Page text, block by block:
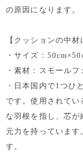
の原因になります。
【クッションの中材
・サイズ：
・素材：スモール
・日本国内で1つひ
です。使用されてい
な羽根を指し、芯
元力を持っています
す。